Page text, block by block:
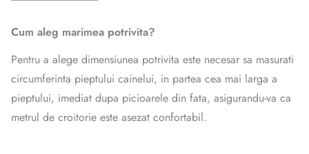
Cum aleg marimea potrivita?
Pentru a alege dimensiunea potrivita este necesar sa masurati
circumferinta pieptului cainelui, in partea cea mai larga a
pieptului, imediat dupa picioarele din fata, asigurandu-va ca
metrul de croitorie este asezat confortabil.